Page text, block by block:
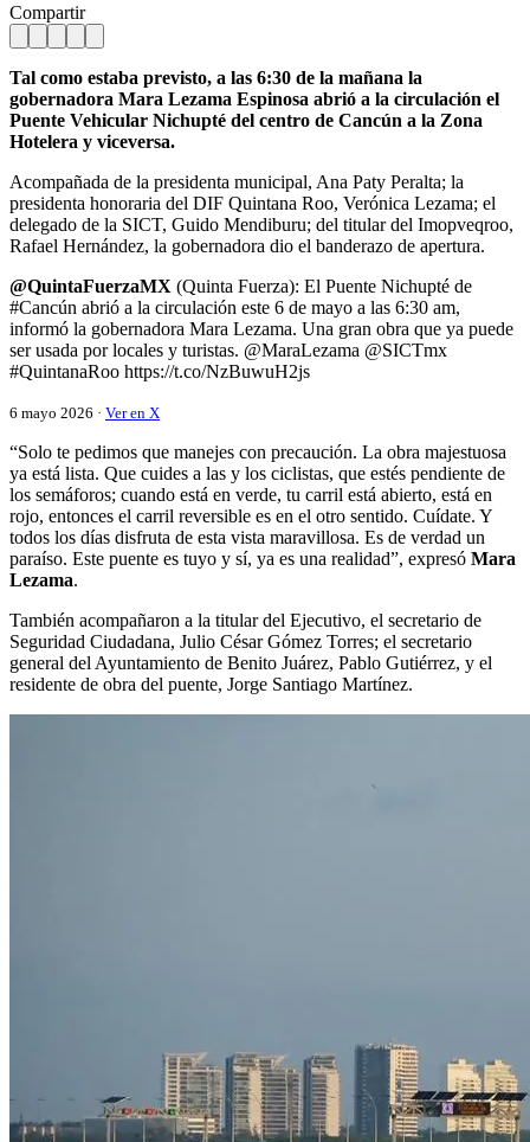
Compartir
Tal como estaba previsto, a las 6:30 de la mañana la
gobernadora Mara Lezama Espinosa abrió a la circulación el
Puente Vehicular Nichupté del centro de Cancún a la Zona
Hotelera y viceversa.
Acompañada de la presidenta municipal, Ana Paty Peralta; la
presidenta honoraria del DIF Quintana Roo, Verónica Lezama; el
delegado de la SICT, Guido Mendiburu; del titular del Imopveqroo,
Rafael Hernández, la gobernadora dio el banderazo de apertura.
@QuintaFuerzaMX (Quinta Fuerza): El Puente Nichupté de
#Cancún abrió a la circulación este 6 de mayo a las 6:30 am,
informó la gobernadora Mara Lezama. Una gran obra que ya puede
ser usada por locales y turistas. @MaraLezama @SICTmx
#QuintanaRoo https://t.co/NzBuwuH2js
6 mayo 2026 · Ver en X
“Solo te pedimos que manejes con precaución. La obra majestuosa
ya está lista. Que cuides a las y los ciclistas, que estés pendiente de
los semáforos; cuando está en verde, tu carril está abierto, está en
rojo, entonces el carril reversible es en el otro sentido. Cuídate. Y
todos los días disfruta de esta vista maravillosa. Es de verdad un
paraíso. Este puente es tuyo y sí, ya es una realidad”, expresó Mara
Lezama.
También acompañaron a la titular del Ejecutivo, el secretario de
Seguridad Ciudadana, Julio César Gómez Torres; el secretario
general del Ayuntamiento de Benito Juárez, Pablo Gutiérrez, y el
residente de obra del puente, Jorge Santiago Martínez.